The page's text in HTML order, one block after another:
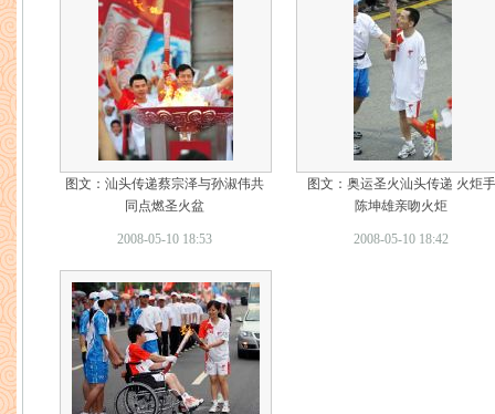
图文：汕头传递蔡宗泽与孙淑伟共
同点燃圣火盆
2008-05-10 18:53
图文：奥运圣火汕头传递 火炬手
陈坤雄亲吻火炬
2008-05-10 18:42